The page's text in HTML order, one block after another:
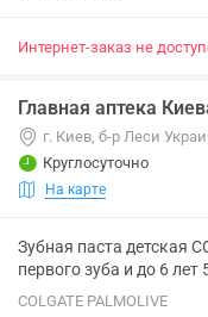
Интернет-заказ не
Главная аптека
г. Киев, б-р Леси
Круглосуточно
На карте
Зубная паста детская
первого зуба и до 6 лет
COLGATE PALMOLIVE